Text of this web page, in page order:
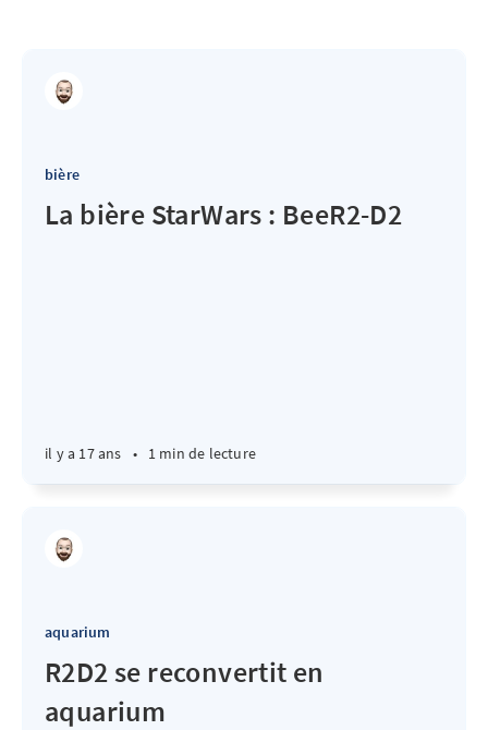
bière
La bière StarWars : BeeR2-D2
il y a 17 ans • 1 min de lecture
aquarium
R2D2 se reconvertit en
aquarium